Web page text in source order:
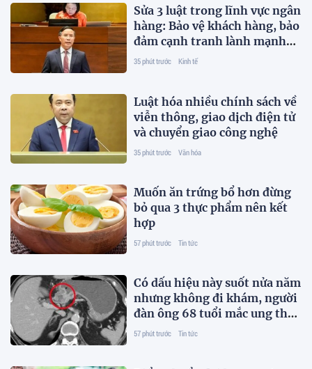
Sửa 3 luật trong lĩnh vực ngân
hàng: Bảo vệ khách hàng, bảo
đảm cạnh tranh lành mạnh
trên thị trường tài chính
35 phút trước Kinh tế
Luật hóa nhiều chính sách về
viễn thông, giao dịch điện tử
và chuyển giao công nghệ
35 phút trước Văn hóa
Muốn ăn trứng bổ hơn đừng
bỏ qua 3 thực phẩm nên kết
hợp
57 phút trước Tin tức
Có dấu hiệu này suốt nửa năm
nhưng không đi khám, người
đàn ông 68 tuổi mắc ung thư
giai đoạn 3
57 phút trước Tin tức